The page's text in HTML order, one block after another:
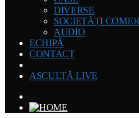
DIVERSE
SOCIETĂȚI
AUDIO
ECHIPĂ
CONTACT
ASCULTĂ LIVE